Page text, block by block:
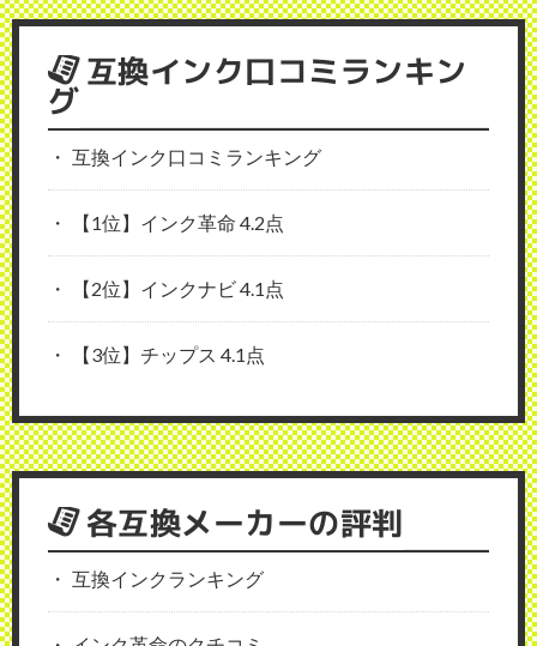
互換インク口コミランキン
グ
互換インク口コミランキング
【1位】インク革命 4.2点
【2位】インクナビ 4.1点
【3位】チップス 4.1点
各互換メーカーの評判
互換インクランキング